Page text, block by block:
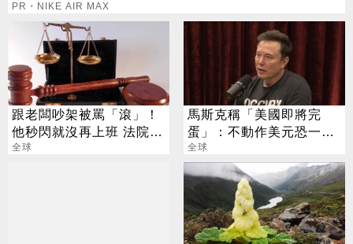
PR・NIKE AIR MAX
跟老闆吵架被罵「滾」！
他秒閃就沒再上班 法院判
公司要賠
全球
馬斯克稱「美國即將完
蛋」：不動作美元恐一文
不值
全球